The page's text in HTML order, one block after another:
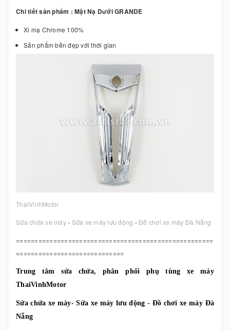
Chi tiết sản phẩm : Mặt Nạ Dưới GRANDE
Xi mạ Chrome 100%
Sản phẩm bền đẹp với thời gian
ThaiVinhMotor
Sửa chữa xe máy- Sửa xe máy lưu động -Đồ chơi xe máy Đà Nẵng
=====================================================
=============================
Trung tâm sửa chửa, phân phối phụ tùng xe máy
ThaiVinhMotor
Sửa chửa xe máy- Sửa xe máy lưu động - Đồ chơi xe máy Đà
Nẵng